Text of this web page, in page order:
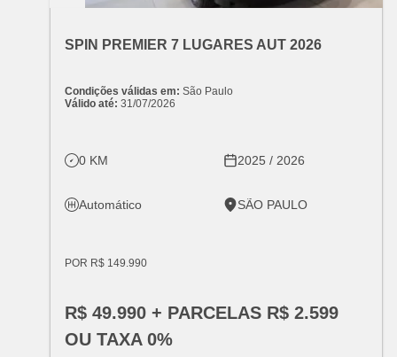
VARIANT:CHEVROLET
SPIN PREMIER 7 LUGARES AUT 2026
Condições válidas em: São Paulo
Válido até: 31/07/2026
0 KM 2025 / 2026
Automático SÃO PAULO
POR R$ 149.990
R$ 49.990 + PARCELAS R$ 2.599
OU TAXA 0%